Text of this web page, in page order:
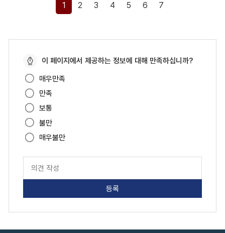
1 2 3 4 5 6 7
페
이
지
만
족
도
이 페이지에서 제공하는 정보에 대해 만족하십니까?
매우만족
만족
보통
불만
매우불만
지
족
가